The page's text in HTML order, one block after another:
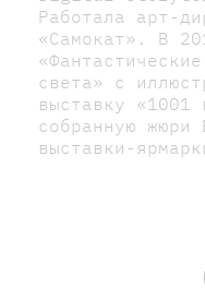
Работала арт-
«Самокат». В
света» с
выставку «1001
собранную жюри
выставки-